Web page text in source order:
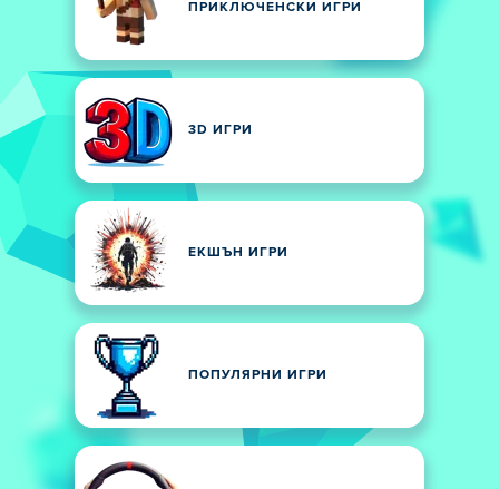
ПРИКЛЮЧЕНСКИ ИГРИ
3D ИГРИ
ЕКШЪН ИГРИ
ПОПУЛЯРНИ ИГРИ